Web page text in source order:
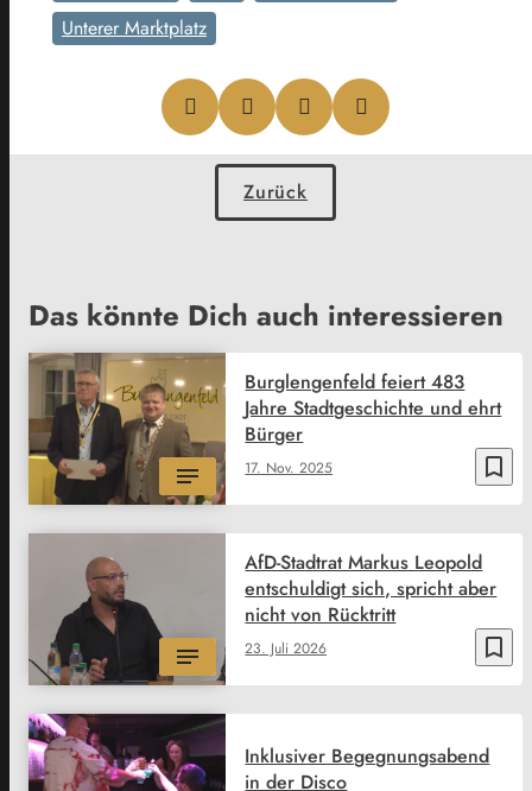
Unterer Marktplatz
Zurück
Das könnte Dich auch interessieren
bookmark_border
17. Nov. 2025
Burglengenfeld feiert 483
Jahre Stadtgeschichte und ehrt
Bürger
bookmark_border
23. Juli 2026
AfD-Stadtrat Markus Leopold
entschuldigt sich, spricht aber
nicht von Rücktritt
Inklusiver Begegnungsabend
in der Disco